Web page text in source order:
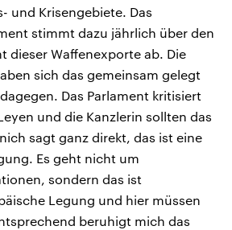
und Krisengebiete. Das
stimmt dazu jährlich über den
dieser Waffenexporte ab. Die
sich das gemeinsam gelegt
Das Parlament kritisiert
und die Kanzlerin sollten das
sagt ganz direkt, das ist eine
Es geht nicht um
sondern das ist
Legung und hier müssen
beruhigt mich das